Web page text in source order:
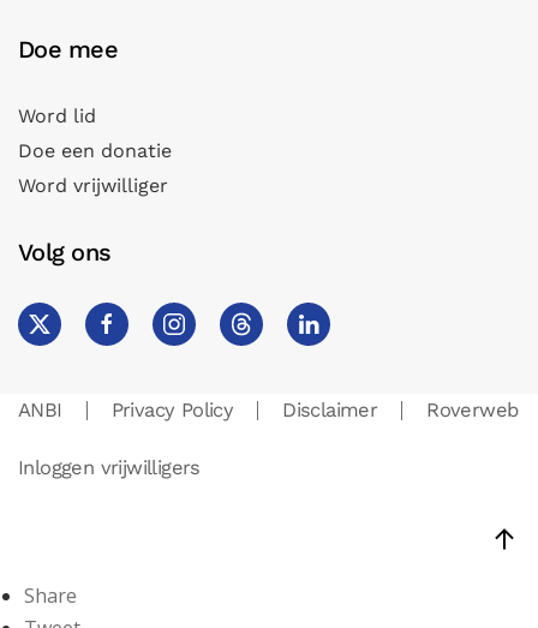
Doe mee
Word lid
Doe een donatie
Word vrijwilliger
Volg ons
ANBI Privacy Policy Disclaimer Roverweb
Inloggen vrijwilligers
Share